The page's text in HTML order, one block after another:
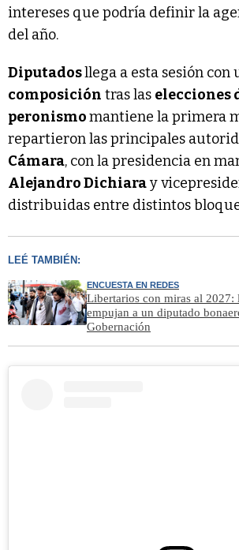
intereses que podría definir la
del año.
Diputadosllega a esta sesión con
composición tras las elecciones
peronismomantiene la primera
repartieron las principales
Cámara, con la presidencia en
Alejandro Dichiaray
distribuidas entre distintos
LEÉ TAMBIÉN:
ENCUESTA EN REDES
Libertarios con miras al 2027:
empujan a un diputado
Gobernación